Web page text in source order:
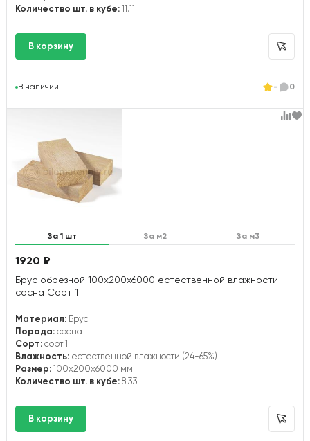
Количество шт. в кубе: 11.11
В наличии - 0
За 1 шт За м2 За м3
1920 ₽
Брус обрезной 100х200х6000 естественной влажности
сосна Сорт 1
Материал: Брус
Порода: сосна
Сорт: сорт 1
Влажность: естественной влажности (24-65%)
Размер: 100x200x6000 мм
Количество шт. в кубе: 8.33